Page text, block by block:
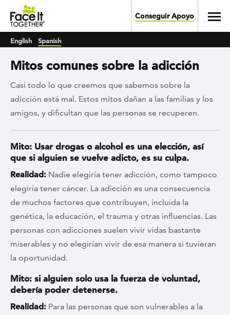
Skip to main content
Conseguir Apoyo
English Spanish
Mitos comunes sobre la adicción
Casi todo lo que creemos que sabemos sobre la
adicción está mal. Estos mitos dañan a las familias y los
amigos, y dificultan que las personas se recuperen.
Mito: Usar drogas o alcohol es una elección, así
que si alguien se vuelve adicto, es su culpa.
Realidad: Nadie elegiría tener adicción, como tampoco
elegiría tener cáncer. La adicción es una consecuencia
de muchos factores que contribuyen, incluida la
genética, la educación, el trauma y otras influencias. Las
personas con adicciones suelen vivir vidas bastante
miserables y no elegirían vivir de esa manera si tuvieran
la oportunidad.
Mito: si alguien solo usa la fuerza de voluntad,
debería poder detenerse.
Realidad: Para las personas que son vulnerables a la